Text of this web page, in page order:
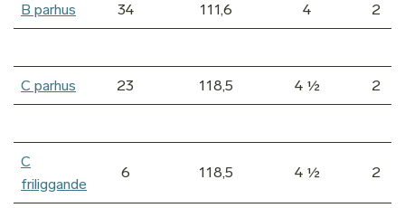
B parhus 34 111,6 4 2
C parhus 23 118,5 4 ½ 2
C
friliggande
6 118,5 4 ½ 2